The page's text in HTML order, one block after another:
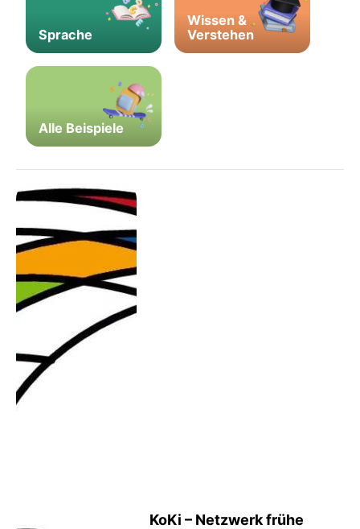
Sprache
Wissen &
Verstehen
Alle Beispiele
KoKi – Netzwerk frühe